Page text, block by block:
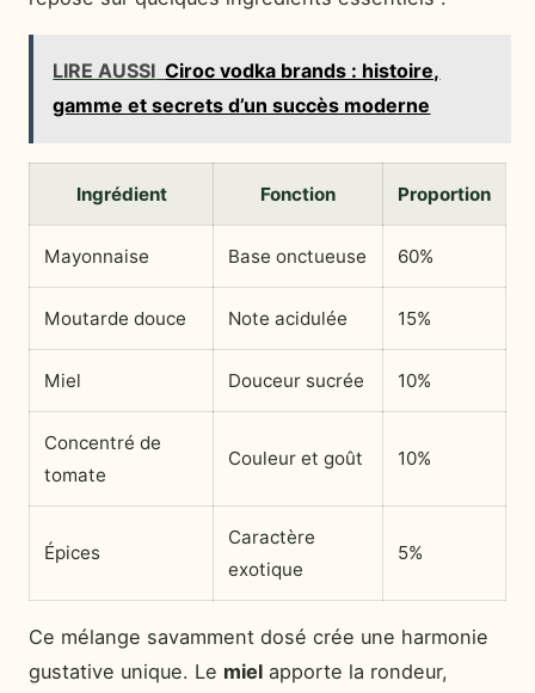
LIRE AUSSI Ciroc vodka brands : histoire,
gamme et secrets d’un succès moderne
Ingrédient Fonction Proportion
Mayonnaise Base onctueuse 60%
Moutarde douce Note acidulée 15%
Miel Douceur sucrée 10%
Concentré de
tomate
Couleur et goût 10%
Épices
Caractère
exotique
5%
Ce mélange savamment dosé crée une harmonie
gustative unique. Le miel apporte la rondeur,